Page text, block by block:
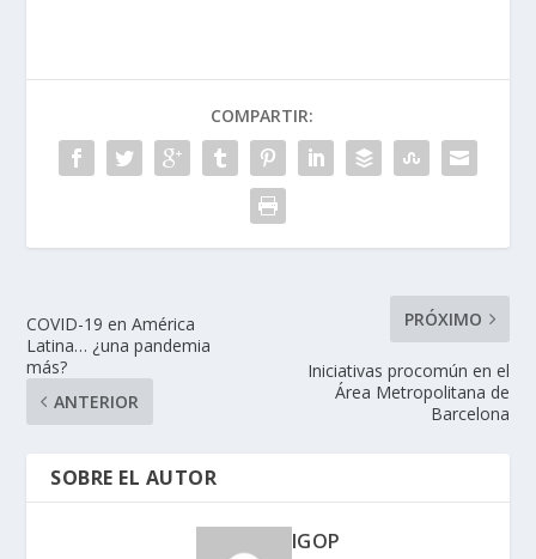
COMPARTIR:
COVID-19 en América
Latina… ¿una pandemia
más?
ANTERIOR
PRÓXIMO
Iniciativas procomún en el
Área Metropolitana de
Barcelona
SOBRE EL AUTOR
IGOP